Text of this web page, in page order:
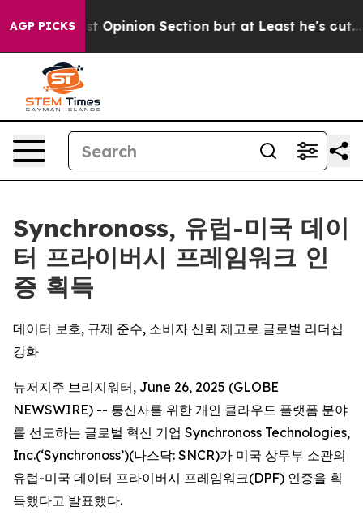
AGP PICKSPost Opinion Section but at Least he's out...
Synchronoss, 유럽-미국 데이
터 프라이버시 프레임워크 인
증 획득
데이터 보호, 규제 준수, 소비자 신뢰 제고로 글로벌 리더십
강화
뉴저지주 브리지워터, June 26, 2025 (GLOBE
NEWSWIRE) -- 통신사를 위한 개인 클라우드 플랫폼 분야
를 선도하는 글로벌 혁신 기업 Synchronoss Technologies,
Inc.(‘Synchronoss’)(나스닥: SNCR)가 미국 상무부 소관의
유럽-미국 데이터 프라이버시 프레임워크(DPF) 인증을 획
득했다고 발표했다.